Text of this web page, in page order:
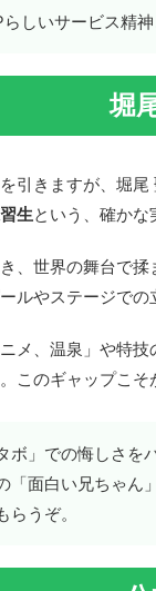
らしいサービス精
堀
引きますが、堀
生という、確かな
、世界の舞台で
ルやステージで
メ、温泉」や特
このギャップこ
ボ」での悔しさを
「面白い兄ちゃん
らうぞ。